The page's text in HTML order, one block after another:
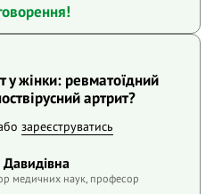
у жінки: ревматоїдний
артрит?
зареєструватись
Давидівна
медичних наук, професор